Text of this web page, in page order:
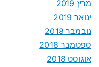
מרץ 2019
ינואר 2019
נובמבר 2018
ספטמבר 2018
אוגוסט 2018